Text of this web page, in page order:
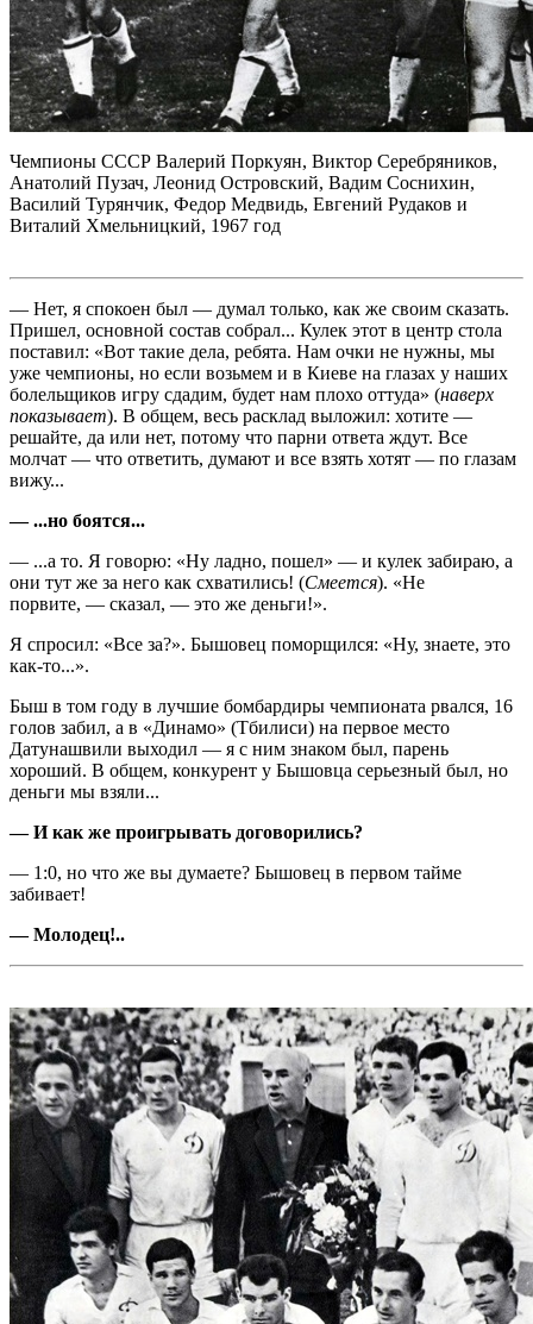
Чемпионы СССР Валерий Поркуян, Виктор Серебряников,
Анатолий Пузач, Леонид Островский, Вадим Соснихин,
Василий Турянчик, Федор Медвидь, Евгений Рудаков и
Виталий Хмельницкий, 1967 год
— Нет, я спокоен был — думал только, как же своим сказать.
Пришел, основной состав собрал... Кулек этот в центр стола
поставил: «Вот такие дела, ребята. Нам очки не нужны, мы
уже чемпионы, но если возьмем и в Киеве на глазах у наших
болельщиков игру сдадим, будет нам плохо оттуда» (наверх
показывает). В общем, весь расклад выложил: хотите —
решайте, да или нет, потому что парни ответа ждут. Все
молчат — что ответить, думают и все взять хотят — по глазам
вижу...
— ...но боятся...
— ...а то. Я говорю: «Ну ладно, пошел» — и кулек забираю, а
они тут же за него как схватились! (Смеется). «Не
порвите, — сказал, — это же деньги!».
Я спросил: «Все за?». Бышовец поморщился: «Ну, знаете, это
как-то...».
Быш в том году в лучшие бомбардиры чемпионата рвался, 16
голов забил, а в «Ди­намо» (Тбилиси) на первое место
Датунашвили выходил — я с ним знаком был, парень
хороший. В общем, конкурент у Бышовца серьезный был, но
деньги мы взяли...
— И как же проигрывать договорились?
— 1:0, но что же вы думаете? Бышовец в первом тайме
забивает!
— Молодец!..